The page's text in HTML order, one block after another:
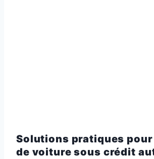
Solutions pratiques
de voiture sous crédit